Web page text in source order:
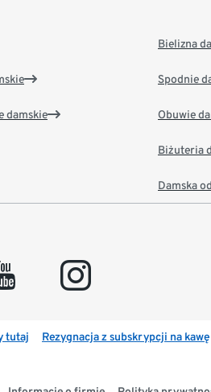
damskie
Bielizna
Spodnie
Obuwie
Biżuteria
Damska
instagram
tutaj Rezygnacja z subskrypcji na kawę